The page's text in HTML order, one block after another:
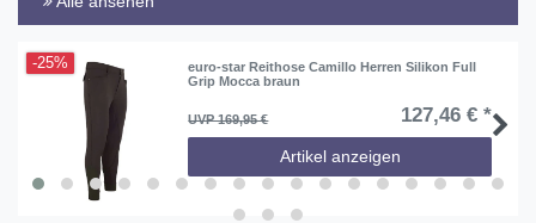
-25%
euro-star Reithose Camillo Herren Silikon Full
Grip Mocca braun
UVP 169,95 € 127,46 € *
Artikel anzeigen